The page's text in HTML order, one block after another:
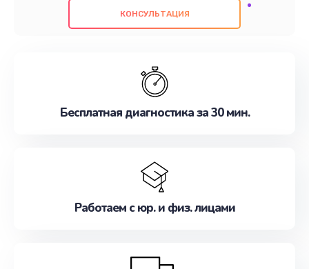
проведенных работ. Наша цель - предоставить
наилучшим образом. Не медлите записаться на
КОНСУЛЬТАЦИЯ
Бесплатная диагностика за 30 мин.
Работаем с юр. и физ. лицами